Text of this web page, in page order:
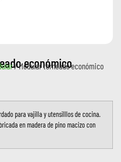
económico
/ Modular torneado económico
para vajilla y utensilllos de cocina.
en madera de pino macizo con